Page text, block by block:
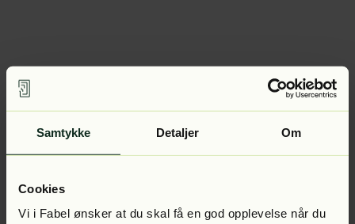
Samtykke Detaljer Om
Cookies
Vi i Fabel ønsker at du skal få en god opplevelse når du